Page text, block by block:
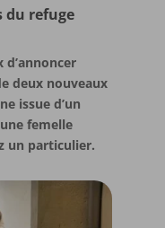
du refuge
d’annoncer
deux nouveaux
issue d’un
femelle
un particulier.